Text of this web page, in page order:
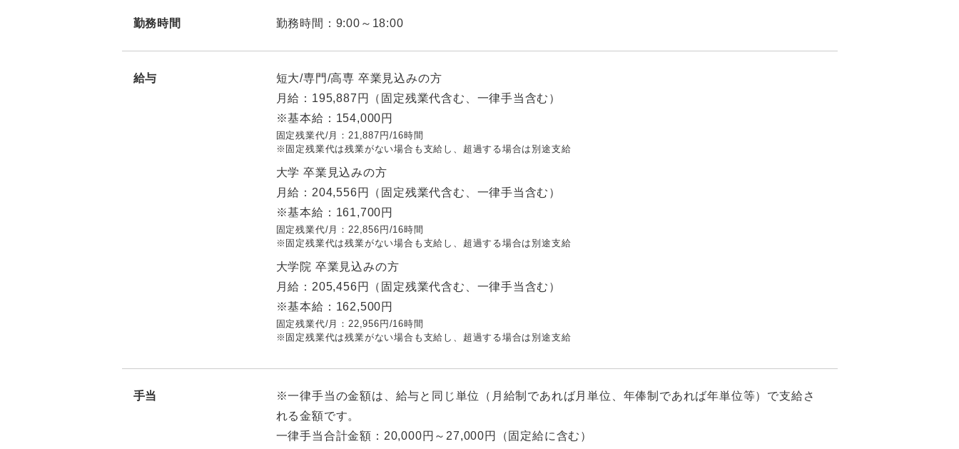
勤務時間 勤務時間：9:00～18:00
給与
短大/専門/高専 卒業見込みの方
月給：195,887円（固定残業代含む、一律手当含む）
※基本給：154,000円
固定残業代/月：21,887円/16時間
※固定残業代は残業がない場合も支給し、超過する場合は別途支給
大学 卒業見込みの方
月給：204,556円（固定残業代含む、一律手当含む）
※基本給：161,700円
固定残業代/月：22,856円/16時間
※固定残業代は残業がない場合も支給し、超過する場合は別途支給
大学院 卒業見込みの方
月給：205,456円（固定残業代含む、一律手当含む）
※基本給：162,500円
固定残業代/月：22,956円/16時間
※固定残業代は残業がない場合も支給し、超過する場合は別途支給
手当
※一律手当の金額は、給与と同じ単位（月給制であれば月単位、年俸制であれば年単位等）で支給さ
れる金額です。
一律手当合計金額：20,000円～27,000円（固定給に含む）